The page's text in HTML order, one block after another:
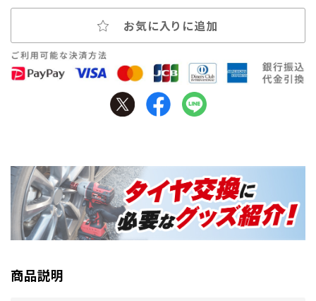
お気に入りに追加
商品説明